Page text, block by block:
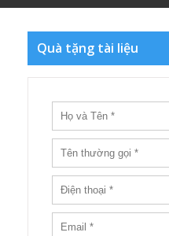
Quà tặng tài liệu